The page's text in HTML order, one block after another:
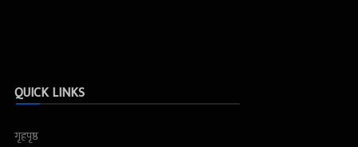
QUICK LINKS
गृहपृष्ठ